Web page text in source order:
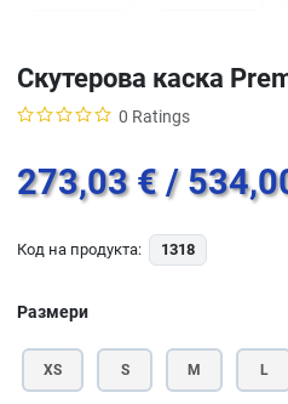
Скутерова каска
0 Ratings
273,03 € /
Код на продукта: 1318
Размери
XS S M L